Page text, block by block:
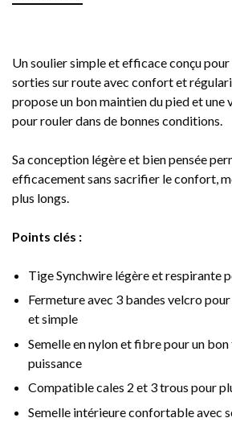
Un soulier simple et efficace conçu
sorties sur route avec confort et
propose un bon maintien du pied et
pour rouler dans de bonnes conditions.
Sa conception légère et bien pensée
efficacement sans sacrifier le confort,
plus longs.
Points clés :
Tige Synchwire légère et respirante
Fermeture avec 3 bandes velcro
et simple
Semelle en nylon et fibre pour un
puissance
Compatible cales 2 et 3 trous pour
Semelle intérieure confortable avec